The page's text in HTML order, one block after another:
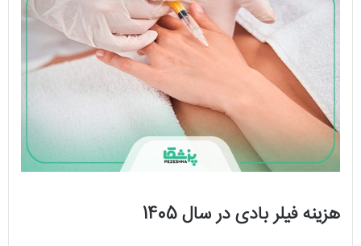
هزینه فیلر بادی در سال 1405